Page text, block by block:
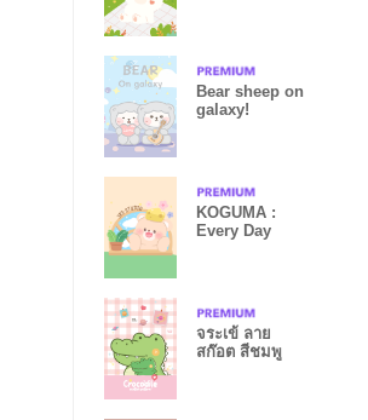
Bear sheep on
galaxy!
KOGUMA :
Every Day
จระเข้ ลาย
สก๊อต สีชมพู